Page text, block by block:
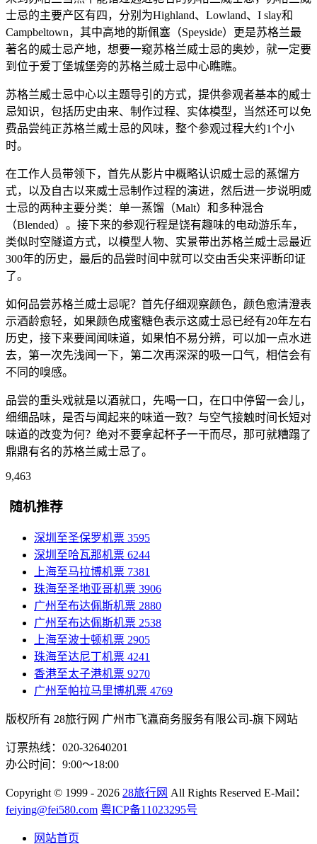
士忌的主要产区有四，分别为Highland、Lowland、I slay和
Campbeltown，其中高地的斯佩塞（Speyside）更是苏格兰最
著名的威士忌产地，想要一窥苏格兰威士忌的奥妙，就一定要
到位于爱丁堡城堡旁的苏格兰威士忌中心瞧瞧。
苏格兰威士忌中心以主题导引的方式，提供参观者基本的威士
忌知识，包括历史由来、制作过程、实体模型，当然还可以免
费品尝纯正苏格兰威士忌的风味，整个参观过程大约1个小
时。
在工作人员带领下，首先从影片中概略认识威士忌的蒸馏方
式，以及自古以来威士忌制作过程的演进，然后进一步说明威
士忌的两种主要分类：单一蒸馏（Malt）和多种混合
（Blended）。接下来的参观行程是饶有趣味的电动游乐车，
类似时空隧道方式，以模型人物、实景带出苏格兰威士忌最近
300年的历史，最后的品尝时间中就可以交由舌尖来评断印证
了。
如何品尝苏格兰威士忌呢？首先仔细观察颜色，颜色愈清澄表
示酒龄愈轻，如果颜色成蜜糖色表示这威士忌已经有20年左右
历史，接下来要闻闻味道，如果怕不易分辨，可以加一点水进
去，第一次先浅闻一下，第二次再深深的吸一口气，相信会有
不同的嗅感。
品尝的重头戏就是以酒就口，先喝一口，在口中停留一会儿，
细细品味，是否与闻起来的味道一致？与空气接触时间长短对
味道的改变为何？绝对不要拿起杯子一干而尽，那可就糟蹋了
鼎鼎有名的苏格兰威士忌了。
9,463
随机推荐
深圳至圣保罗机票 3595
深圳至哈瓦那机票 6244
上海至马拉博机票 7381
珠海至圣地亚哥机票 3906
广州至布达佩斯机票 2880
广州至布达佩斯机票 2538
上海至波士顿机票 2905
珠海至达尼丁机票 4241
香港至太子港机票 9270
广州至帕拉马里博机票 4769
版权所有 28旅行网 广州市飞瀛商务服务有限公司-旗下网站
订票热线：020-32640201
办公时间：9:00～18:00
Copyright © 1999 - 2026 28旅行网 All Rights Reserved E-Mail：
feiying@fei580.com 粤ICP备11023295号
网站首页